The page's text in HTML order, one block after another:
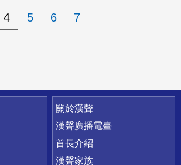
4 5 6 7
關於漢聲
漢聲廣播電臺
首長介紹
漢聲家族